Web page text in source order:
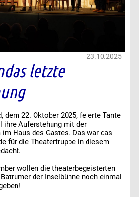
23.10.2025
letzte
dem 22. Oktober 2025, feierte Tante
ihre Auferstehung mit der
im Haus des Gastes. Das war das
für die Theatertruppe in diesem
wollen die theaterbegeisterten
der Inselbühne noch einmal